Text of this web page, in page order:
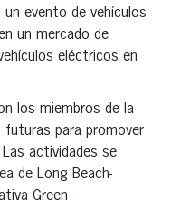
evento de vehículos
un mercado de
eléctricos en
los miembros de la
futuras para promover
actividades se
de Long Beach-
Green